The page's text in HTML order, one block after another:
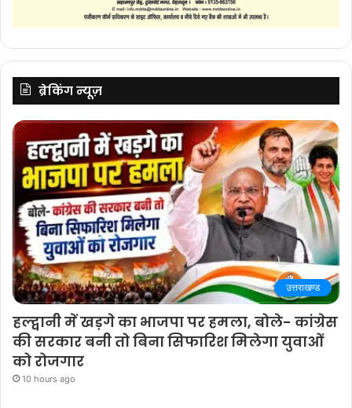
ब्रेकिंग न्यूज़
उत्तराखण्ड
हल्द्वानी में खड़गे का भाजपा पर हमला, बोले- कांग्रेस
की सरकार बनी तो बिना सिफारिश मिलेगा युवाओं
को रोजगार
10 hours ago